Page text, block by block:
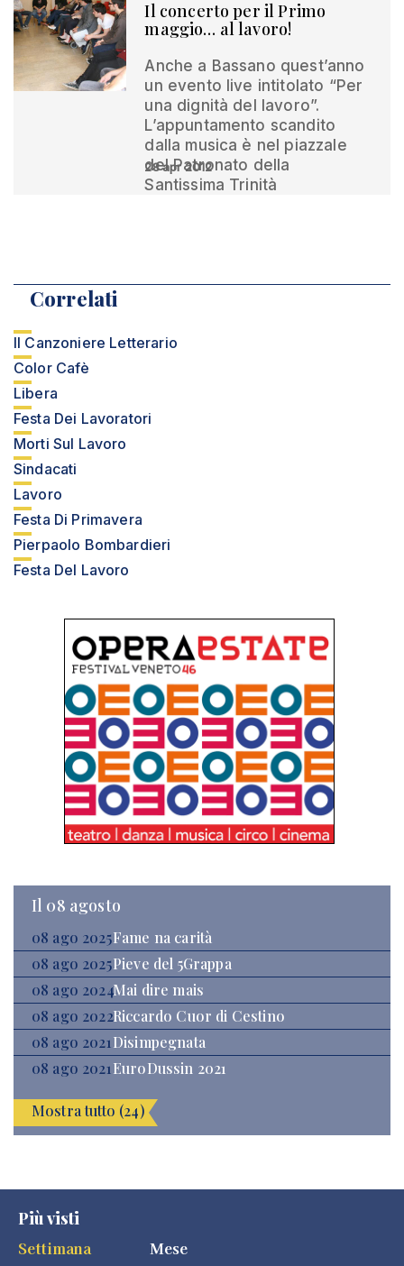
Il concerto per il Primo
maggio… al lavoro!
Anche a Bassano quest’anno
un evento live intitolato “Per
una dignità del lavoro”.
L’appuntamento scandito
dalla musica è nel piazzale
del Patronato della
Santissima Trinità
28 apr 2012
Correlati
Il Canzoniere Letterario
Color Cafè
Libera
Festa Dei Lavoratori
Morti Sul Lavoro
Sindacati
Lavoro
Festa Di Primavera
Pierpaolo Bombardieri
Festa Del Lavoro
Il 08 agosto
08 ago 2025Fame na carità
08 ago 2025Pieve del 5Grappa
08 ago 2024Mai dire mais
08 ago 2022Riccardo Cuor di Cestino
08 ago 2021Disimpegnata
08 ago 2021EuroDussin 2021
Mostra tutto (24)
Più visti
Settimana
Mese